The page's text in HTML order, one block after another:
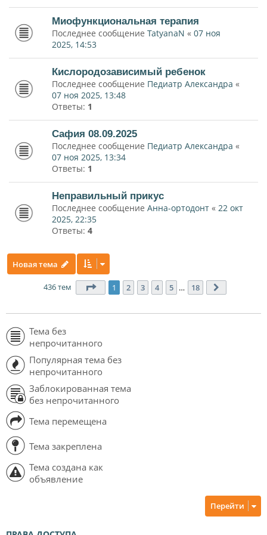
Миофункциональная терапия
Последнее сообщение TatyanaN « 07 ноя
2025, 14:53
Кислородозависимый ребенок
Последнее сообщение Педиатр Александра «
07 ноя 2025, 13:48
Ответы: 1
Сафия 08.09.2025
Последнее сообщение Педиатр Александра «
07 ноя 2025, 13:34
Ответы: 1
Неправильный прикус
Последнее сообщение Анна-ортодонт « 22 окт
2025, 22:35
Ответы: 4
Новая тема
436 тем Страница 1из 18
1 2 3 4 5 … 18
Тема без
непрочитанного
Популярная тема без
непрочитанного
Заблокированная тема
без непрочитанного
Тема перемещена
Тема закреплена
Тема создана как
объявление
Перейти